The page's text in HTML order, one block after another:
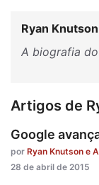
Ryan
A biografia
Artigos de
Google
por Ryan Knutson e
28 de abril de 2015